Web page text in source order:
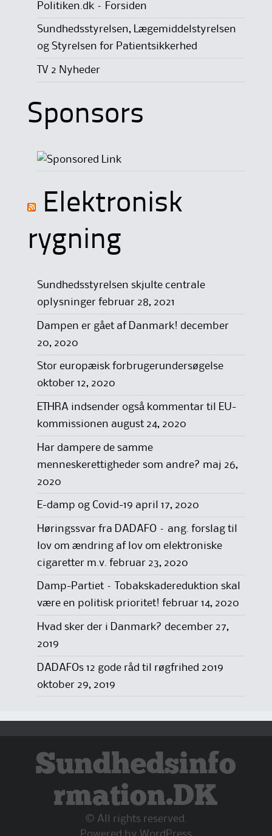
Politiken.dk – Forsiden
Sundhedsstyrelsen, Lægemiddelstyrelsen
og Styrelsen for Patientsikkerhed
TV 2 Nyheder
Sponsors
Elektronisk
rygning
Sundhedsstyrelsen skjulte centrale
oplysninger februar 28, 2021
Dampen er gået af Danmark! december
20, 2020
Stor europæisk forbrugerundersøgelse
oktober 12, 2020
ETHRA indsender også kommentar til EU-
kommissionen august 24, 2020
Har dampere de samme
menneskerettigheder som andre? maj 26,
2020
E-damp og Covid-19 april 17, 2020
Høringssvar fra DADAFO – ang. forslag til
lov om ændring af lov om elektroniske
cigaretter m.v. februar 23, 2020
Damp-Partiet – Tobakskadereduktion skal
være en politisk prioritet! februar 14, 2020
Hvad sker der i Danmark? december 27,
2019
DADAFOs 12 gode råd til røgfrihed 2019
oktober 29, 2019
Sundhedsinfo
rmation.DK
© All rights reserved.